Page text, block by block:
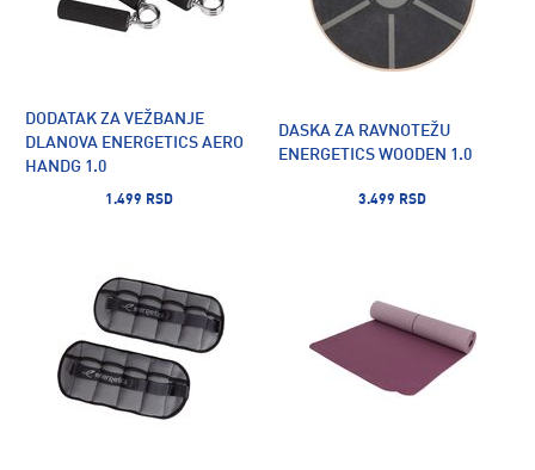
DODATAK ZA VEŽBANJE
DLANOVA ENERGETICS AERO
HANDG 1.0
1.499 RSD
DASKA ZA RAVNOTEŽU
ENERGETICS WOODEN 1.0
3.499 RSD